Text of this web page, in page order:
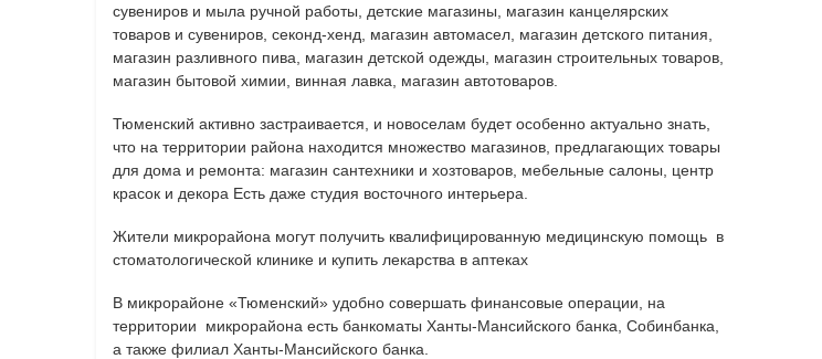
сувениров и мыла ручной работы, детские магазины, магазин канцелярских
товаров и сувениров, секонд-хенд, магазин автомасел, магазин детского питания,
магазин разливного пива, магазин детской одежды, магазин строительных товаров,
магазин бытовой химии, винная лавка, магазин автотоваров.
Тюменский активно застраивается, и новоселам будет особенно актуально знать,
что на территории района находится множество магазинов, предлагающих товары
для дома и ремонта: магазин сантехники и хозтоваров, мебельные салоны, центр
красок и декора Есть даже студия восточного интерьера.
Жители микрорайона могут получить квалифицированную медицинскую помощь в
стоматологической клинике и купить лекарства в аптеках
В микрорайоне «Тюменский» удобно совершать финансовые операции, на
территории микрорайона есть банкоматы Ханты-Мансийского банка, Собинбанка,
а также филиал Ханты-Мансийского банка.